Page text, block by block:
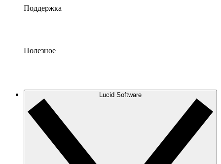
Поддержка
Полезное
Lucid Software